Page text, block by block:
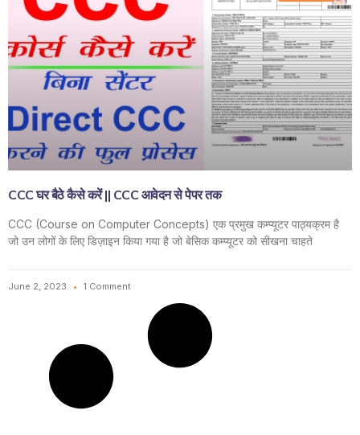
CCC घर बैठे कैसे करें || CCC आवेदन से पेपर तक
CCC (Course on Computer Concepts) एक प्रमुख कम्प्यूटर पाठ्यक्रम है
जो उन लोगों के लिए डिज़ाइन किया गया है जो बेसिक कम्प्यूटर को सीखना चाहते
June 2, 2023 1 Comment